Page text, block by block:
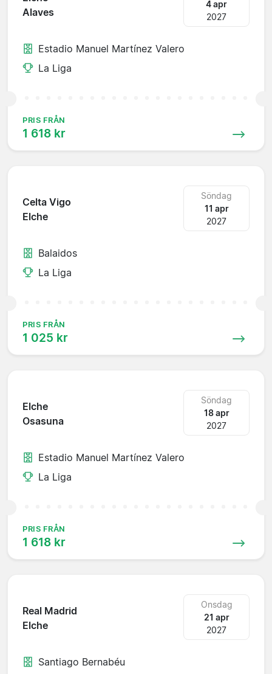
Alaves
4 apr
2027
Estadio Manuel Martínez Valero
La Liga
PRIS FRÅN
1 618 kr
Celta Vigo
Elche
Söndag
11 apr
2027
Balaidos
La Liga
PRIS FRÅN
1 025 kr
Elche
Osasuna
Söndag
18 apr
2027
Estadio Manuel Martínez Valero
La Liga
PRIS FRÅN
1 618 kr
Real Madrid
Elche
Onsdag
21 apr
2027
Santiago Bernabéu